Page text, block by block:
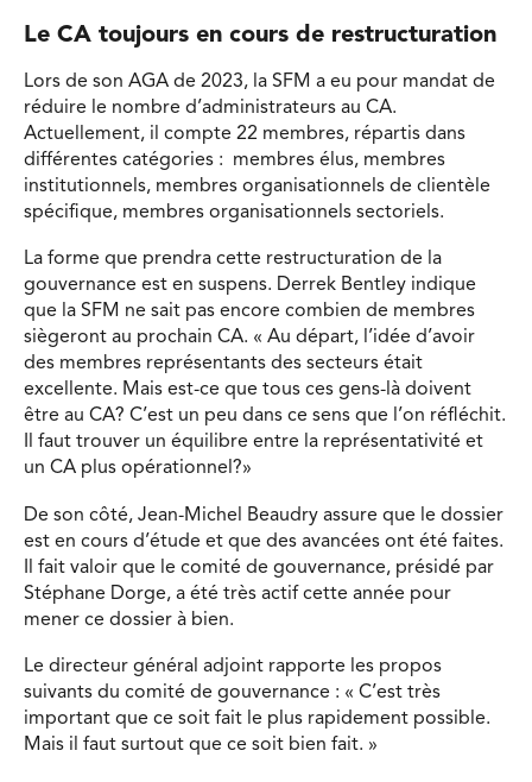
Le CA toujours en cours de restructuration
Lors de son AGA de 2023, la SFM a eu pour mandat de
réduire le nombre d’administrateurs au CA.
Actuellement, il compte 22 membres, répartis dans
différentes catégories : membres élus, membres
institutionnels, membres organisationnels de clientèle
spécifique, membres organisationnels sectoriels.
La forme que prendra cette restructuration de la
gouvernance est en suspens. Derrek Bentley indique
que la SFM ne sait pas encore combien de membres
siègeront au prochain CA. « Au départ, l’idée d’avoir
des membres représentants des secteurs était
excellente. Mais est-ce que tous ces gens-là doivent
être au CA? C’est un peu dans ce sens que l’on réfléchit.
Il faut trouver un équilibre entre la représentativité et
un CA plus opérationnel?»
De son côté, Jean-Michel Beaudry assure que le dossier
est en cours d’étude et que des avancées ont été faites.
Il fait valoir que le comité de gouvernance, présidé par
Stéphane Dorge, a été très actif cette année pour
mener ce dossier à bien.
Le directeur général adjoint rapporte les propos
suivants du comité de gouvernance : « C’est très
important que ce soit fait le plus rapidement possible.
Mais il faut surtout que ce soit bien fait. »